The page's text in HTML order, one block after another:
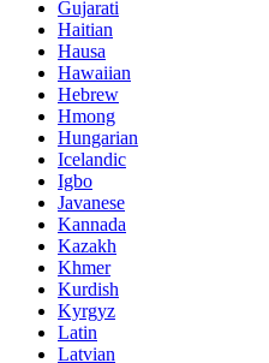
Gujarati
Haitian
Hausa
Hawaiian
Hebrew
Hmong
Hungarian
Icelandic
Igbo
Javanese
Kannada
Kazakh
Khmer
Kurdish
Kyrgyz
Latin
Latvian